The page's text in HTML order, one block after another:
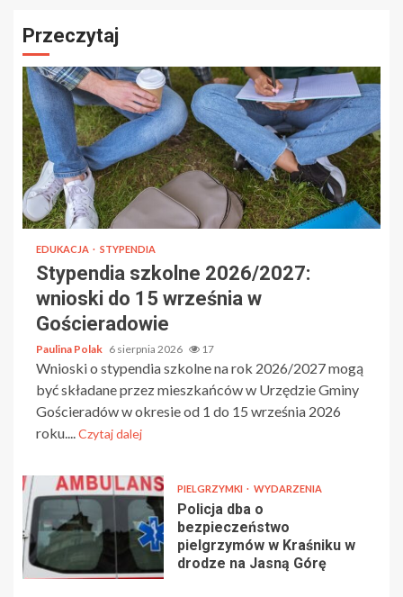
Przeczytaj
EDUKACJA STYPENDIA
Stypendia szkolne 2026/2027:
wnioski do 15 września w
Gościeradowie
Paulina Polak 6 sierpnia 2026 17
Wnioski o stypendia szkolne na rok 2026/2027 mogą
być składane przez mieszkańców w Urzędzie Gminy
Gościeradów w okresie od 1 do 15 września 2026
roku....Czytaj dalej
PIELGRZYMKI WYDARZENIA
Policja dba o
bezpieczeństwo
pielgrzymów w Kraśniku w
drodze na Jasną Górę